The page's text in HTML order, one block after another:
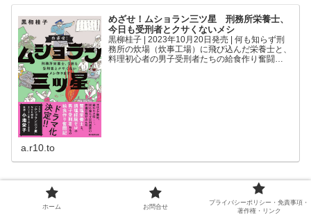
めざせ！ムショラン三ツ星 刑務所栄養士、
今日も受刑者とクサくないメシ
黒柳桂子 | 2023年10月20日発売 | 何も知らず刑
務所の炊場（炊事工場）に飛び込んだ栄養士と、
料理初心者の男子受刑者たちの給食作り奮闘
a.r10.to
「シバのおきて」原作(PR)
ホーム お問合せ
プライバシーポリシー・免責事項・
著作権・リンク